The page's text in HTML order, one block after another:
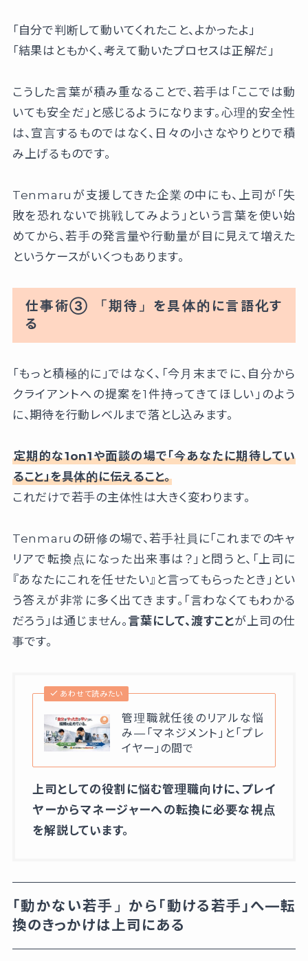
「自分で判断して動いてくれたこと、よかったよ」
「結果はともかく、考えて動いたプロセスは正解だ」
こうした言葉が積み重なることで、若手は「ここでは動
いても安全だ」と感じるようになります。心理的安全性
は、宣言するものではなく、日々の小さなやりとりで積
み上げるものです。
Tenmaruが支援してきた企業の中にも、上司が「失
敗を恐れないで挑戦してみよう」という言葉を使い始
めてから、若手の発言量や行動量が目に見えて増えた
というケースがいくつもあります。
仕事術③ 「期待」を具体的に言語化す
る
「もっと積極的に」ではなく、「今月末までに、自分から
クライアントへの提案を1件持ってきてほしい」のよう
に、期待を行動レベルまで落とし込みます。
定期的な1on1や面談の場で「今あなたに期待してい
ること」を具体的に伝えること。
これだけで若手の主体性は大きく変わります。
Tenmaruの研修の場で、若手社員に「これまでのキャ
リアで転換点になった出来事は？」と問うと、「上司に
『あなたにこれを任せたい』と言ってもらったとき」とい
う答えが非常に多く出てきます。「言わなくてもわかる
だろう」は通じません。 言葉にして、渡すことが上司の仕
事です。
あわせて読みたい
管理職就任後のリアルな悩
み—「マネジメント」と「プレ
イヤー」の間で
上司としての役割に悩む管理職向けに、プレイ
ヤーからマネージャーへの転換に必要な視点
を解説しています。
「動かない若手」から「動ける若手」へ—転
換のきっかけは上司にある